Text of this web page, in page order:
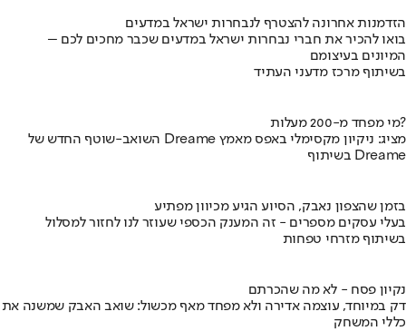
הזדמנות אחרונה להצטרף לנבחרות ישראל במדעים
בואו להכיר את חברי נבחרות ישראל במדעים שכבר מחכים לכם –
המיונים בעיצומם
בשיתוף מרכז מדעני העתיד
מי מפחד מ-200 מעלות?
השואב-שוטף החדש של Dreame מציג: ניקיון מקסימלי באפס מאמץ
בשיתוף Dreame
בזמן שהצפון נאבק, הסיוע הגיע מכיוון מפתיע
בעלי עסקים מספרים - זה המענק הכספי שעוזר לנו לחזור למסלול
בשיתוף מזרחי טפחות
נקיון פסח - לא מה שהכרתם
דק במיוחד, עוצמה אדירה ולא מפחד מאף מכשול: שואב האבק שמשנה את
כללי המשחק